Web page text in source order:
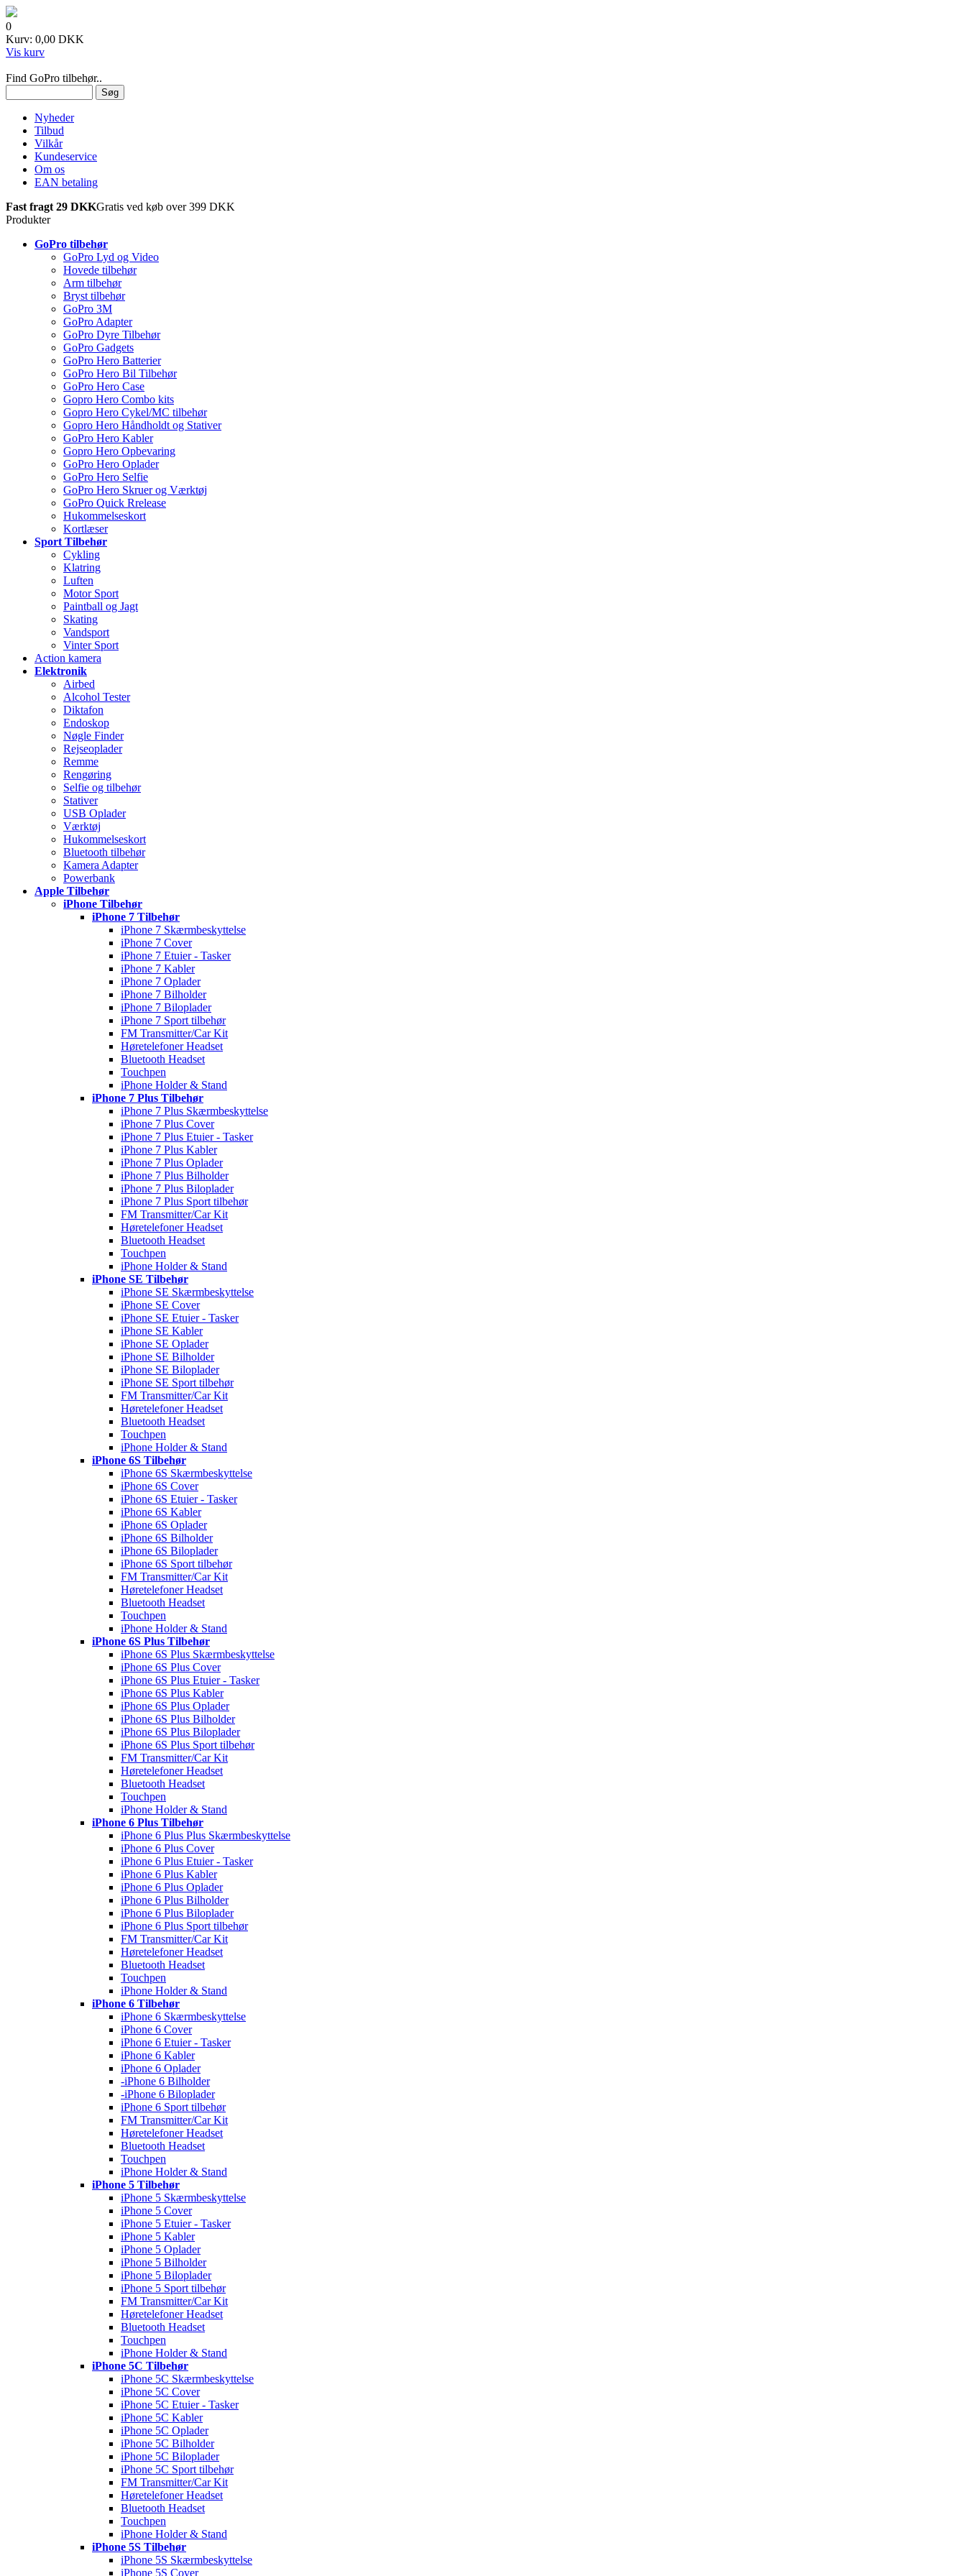
0
Kurv: 0,00 DKK
Vis kurv
Find GoPro tilbehør..
Nyheder
Tilbud
Vilkår
Kundeservice
Om os
EAN betaling
Fast fragt 29 DKKGratis ved køb over 399 DKK
Produkter
GoPro tilbehør
GoPro Lyd og Video
Hovede tilbehør
Arm tilbehør
Bryst tilbehør
GoPro 3M
GoPro Adapter
GoPro Dyre Tilbehør
GoPro Gadgets
GoPro Hero Batterier
GoPro Hero Bil Tilbehør
GoPro Hero Case
Gopro Hero Combo kits
Gopro Hero Cykel/MC tilbehør
Gopro Hero Håndholdt og Stativer
GoPro Hero Kabler
Gopro Hero Opbevaring
GoPro Hero Oplader
GoPro Hero Selfie
GoPro Hero Skruer og Værktøj
GoPro Quick Rrelease
Hukommelseskort
Kortlæser
Sport Tilbehør
Cykling
Klatring
Luften
Motor Sport
Paintball og Jagt
Skating
Vandsport
Vinter Sport
Action kamera
Elektronik
Airbed
Alcohol Tester
Diktafon
Endoskop
Nøgle Finder
Rejseoplader
Remme
Rengøring
Selfie og tilbehør
Stativer
USB Oplader
Værktøj
Hukommelseskort
Bluetooth tilbehør
Kamera Adapter
Powerbank
Apple Tilbehør
iPhone Tilbehør
iPhone 7 Tilbehør
iPhone 7 Skærmbeskyttelse
iPhone 7 Cover
iPhone 7 Etuier - Tasker
iPhone 7 Kabler
iPhone 7 Oplader
iPhone 7 Bilholder
iPhone 7 Biloplader
iPhone 7 Sport tilbehør
FM Transmitter/Car Kit
Høretelefoner Headset
Bluetooth Headset
Touchpen
iPhone Holder & Stand
iPhone 7 Plus Tilbehør
iPhone 7 Plus Skærmbeskyttelse
iPhone 7 Plus Cover
iPhone 7 Plus Etuier - Tasker
iPhone 7 Plus Kabler
iPhone 7 Plus Oplader
iPhone 7 Plus Bilholder
iPhone 7 Plus Biloplader
iPhone 7 Plus Sport tilbehør
FM Transmitter/Car Kit
Høretelefoner Headset
Bluetooth Headset
Touchpen
iPhone Holder & Stand
iPhone SE Tilbehør
iPhone SE Skærmbeskyttelse
iPhone SE Cover
iPhone SE Etuier - Tasker
iPhone SE Kabler
iPhone SE Oplader
iPhone SE Bilholder
iPhone SE Biloplader
iPhone SE Sport tilbehør
FM Transmitter/Car Kit
Høretelefoner Headset
Bluetooth Headset
Touchpen
iPhone Holder & Stand
iPhone 6S Tilbehør
iPhone 6S Skærmbeskyttelse
iPhone 6S Cover
iPhone 6S Etuier - Tasker
iPhone 6S Kabler
iPhone 6S Oplader
iPhone 6S Bilholder
iPhone 6S Biloplader
iPhone 6S Sport tilbehør
FM Transmitter/Car Kit
Høretelefoner Headset
Bluetooth Headset
Touchpen
iPhone Holder & Stand
iPhone 6S Plus Tilbehør
iPhone 6S Plus Skærmbeskyttelse
iPhone 6S Plus Cover
iPhone 6S Plus Etuier - Tasker
iPhone 6S Plus Kabler
iPhone 6S Plus Oplader
iPhone 6S Plus Bilholder
iPhone 6S Plus Biloplader
iPhone 6S Plus Sport tilbehør
FM Transmitter/Car Kit
Høretelefoner Headset
Bluetooth Headset
Touchpen
iPhone Holder & Stand
iPhone 6 Plus Tilbehør
iPhone 6 Plus Plus Skærmbeskyttelse
iPhone 6 Plus Cover
iPhone 6 Plus Etuier - Tasker
iPhone 6 Plus Kabler
iPhone 6 Plus Oplader
iPhone 6 Plus Bilholder
iPhone 6 Plus Biloplader
iPhone 6 Plus Sport tilbehør
FM Transmitter/Car Kit
Høretelefoner Headset
Bluetooth Headset
Touchpen
iPhone Holder & Stand
iPhone 6 Tilbehør
iPhone 6 Skærmbeskyttelse
iPhone 6 Cover
iPhone 6 Etuier - Tasker
iPhone 6 Kabler
iPhone 6 Oplader
-iPhone 6 Bilholder
-iPhone 6 Biloplader
iPhone 6 Sport tilbehør
FM Transmitter/Car Kit
Høretelefoner Headset
Bluetooth Headset
Touchpen
iPhone Holder & Stand
iPhone 5 Tilbehør
iPhone 5 Skærmbeskyttelse
iPhone 5 Cover
iPhone 5 Etuier - Tasker
iPhone 5 Kabler
iPhone 5 Oplader
iPhone 5 Bilholder
iPhone 5 Biloplader
iPhone 5 Sport tilbehør
FM Transmitter/Car Kit
Høretelefoner Headset
Bluetooth Headset
Touchpen
iPhone Holder & Stand
iPhone 5C Tilbehør
iPhone 5C Skærmbeskyttelse
iPhone 5C Cover
iPhone 5C Etuier - Tasker
iPhone 5C Kabler
iPhone 5C Oplader
iPhone 5C Bilholder
iPhone 5C Biloplader
iPhone 5C Sport tilbehør
FM Transmitter/Car Kit
Høretelefoner Headset
Bluetooth Headset
Touchpen
iPhone Holder & Stand
iPhone 5S Tilbehør
iPhone 5S Skærmbeskyttelse
iPhone 5S Cover